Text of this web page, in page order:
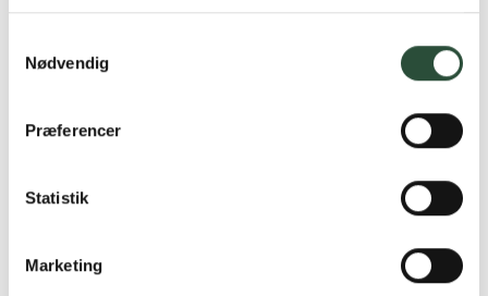
Nødvendig
Præferencer
Statistik
Marketing